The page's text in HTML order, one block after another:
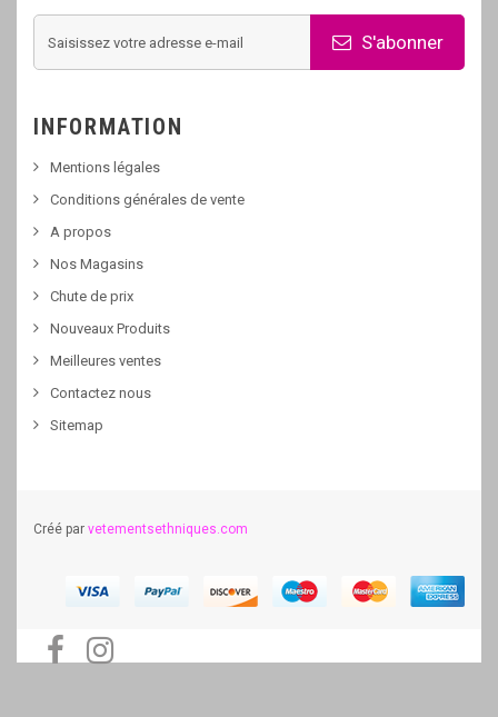
S'abonner
INFORMATION
Mentions légales
Conditions générales de vente
A propos
Nos Magasins
Chute de prix
Nouveaux Produits
Meilleures ventes
Contactez nous
Sitemap
Créé par vetementsethniques.com